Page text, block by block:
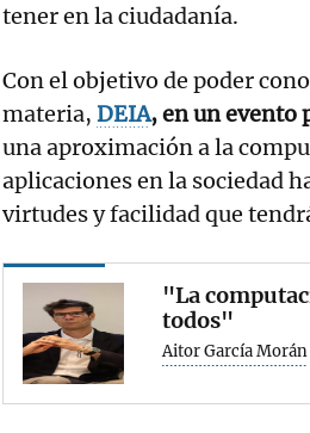
tener en la ciudadanía.
Con el objetivo de poder
materia, DEIA, en un evento
una aproximación a la
aplicaciones en la sociedad
virtudes y facilidad que
"La
todos"
Aitor García Morán